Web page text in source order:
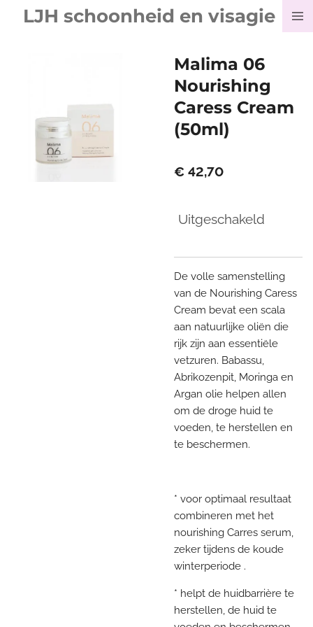
LJH schoonheid en visagie
Malima 06
Nourishing
Caress Cream
(50ml)
€ 42,70
Uitgeschakeld
De volle samenstelling
van de Nourishing Caress
Cream bevat een scala
aan natuurlijke oliën die
rijk zijn aan essentiële
vetzuren. Babassu,
Abrikozenpit, Moringa en
Argan olie helpen allen
om de droge huid te
voeden, te herstellen en
te beschermen.
* voor optimaal resultaat
combineren met het
nourishing Carres serum,
zeker tijdens de koude
winterperiode .
* helpt de huidbarrière te
herstellen, de huid te